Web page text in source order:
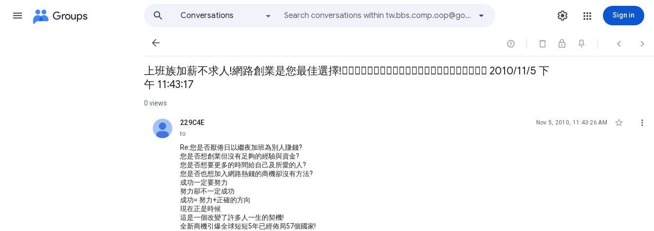
Groups
Conversations
Sign in
   
上班族加薪不求人!網路創業是您最佳選擇! 2010/11/5 下
午 11:43:17
0 views
229C4E
unread, Nov 5, 2010, 11:43:26 AM  
to
Re:您是否厭倦日以繼夜加班為別人賺錢?
您是否想創業但沒有足夠的經驗與資金?
您是否想要更多的時間給自己及所愛的人?
您是否也想加入網路熱錢的商機卻沒有方法?
成功一定要努力
努力卻不一定成功
成功= 努力+正確的方向
現在正是時候
這是一個改變了許多人一生的契機!
全新商機引爆全球短短5年已經佈局57個國家!